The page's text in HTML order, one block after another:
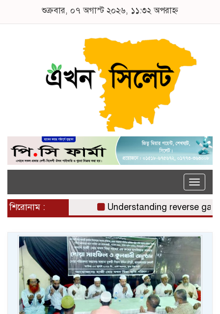
শুক্রবার, ০৭ অগাস্ট ২০২৬, ১১:৩২ অপরাহ্ন
Toggle
শিরোনাম : Understanding reverse